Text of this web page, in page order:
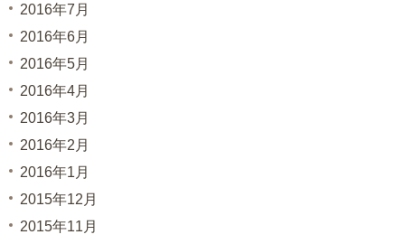
2016年7月
2016年6月
2016年5月
2016年4月
2016年3月
2016年2月
2016年1月
2015年12月
2015年11月